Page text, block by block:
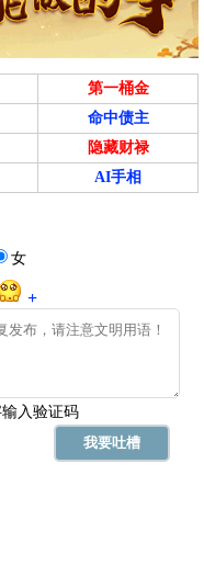
第一桶金
命中债主
隐藏财禄
AI手相